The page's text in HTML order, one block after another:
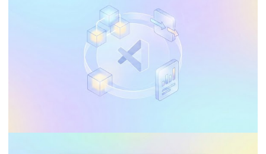
Começou o campeonato MUNDIAL de
Dataviz no Power BI
17 de janeiro de 2026 3 min de leitura